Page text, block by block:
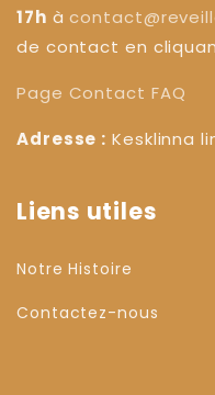
17h à
de contact en
Page Contact FAQ
Adresse : Kesklinna
Liens utiles
Notre Histoire
Contactez-nous